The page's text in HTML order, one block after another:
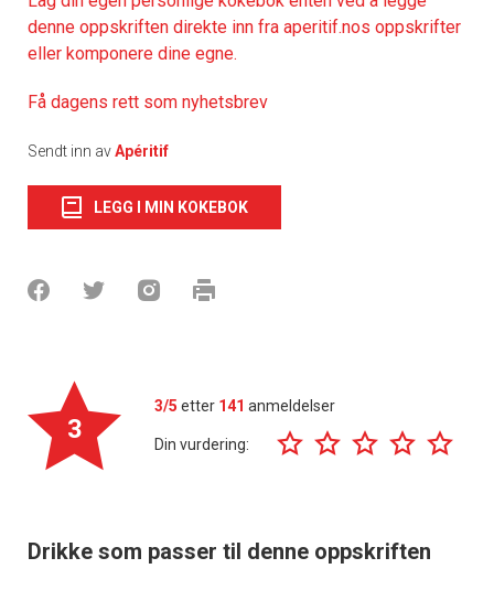
denne oppskriften direkte inn fra aperitif.nos oppskrifter
eller komponere dine egne.
Få dagens rett som nyhetsbrev
Sendt inn avApéritif
LEGG I MIN KOKEBOK
3
3/5 etter 141 anmeldelser
Din vurdering:
Drikke som passer til denne oppskriften